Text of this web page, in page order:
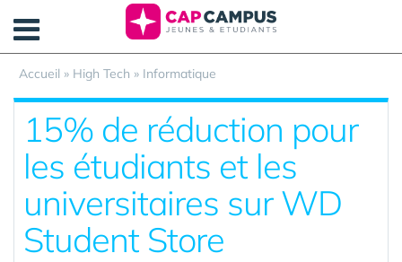
Accueil » High Tech » Informatique
15% de réduction pour
les étudiants et les
universitaires sur WD
Student Store
Panneau de gestion des cookies